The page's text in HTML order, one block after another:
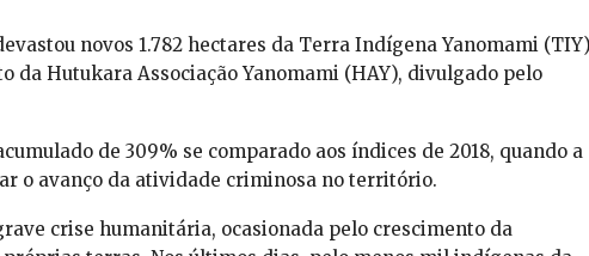
novos 1.782 hectares da Terra Indígena Yanomami
da Hutukara Associação Yanomami (HAY), divulgado pelo
de 309% se comparado aos índices de 2018, quando a
o avanço da atividade criminosa no território.
crise humanitária, ocasionada pelo crescimento da